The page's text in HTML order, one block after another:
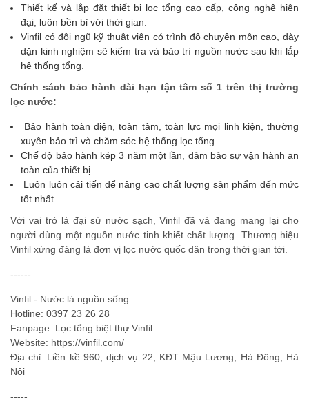
Thiết kế và lắp đặt thiết bị lọc tổng cao cấp, công nghệ hiện
đại, luôn bền bỉ với thời gian.
Vinfil có đội ngũ kỹ thuật viên có trình độ chuyên môn cao, dày
dặn kinh nghiệm sẽ kiểm tra và bảo trì nguồn nước sau khi lắp
hệ thống tổng.
Chính sách bảo hành dài hạn tận tâm số 1 trên thị trường
lọc nước:
Bảo hành toàn diện, toàn tâm, toàn lực mọi linh kiện, thường
xuyên bảo trì và chăm sóc hệ thống lọc tổng.
Chế độ bảo hành kép 3 năm một lần, đảm bảo sự vận hành an
toàn của thiết bị.
Luôn luôn cải tiến để nâng cao chất lượng sản phẩm đến mức
tốt nhất.
Với vai trò là đại sứ nước sạch, Vinfil đã và đang mang lại cho
người dùng một nguồn nước tinh khiết chất lượng. Thương hiệu
Vinfil xứng đáng là đơn vị lọc nước quốc dân trong thời gian tới.
------
Vinfil - Nước là nguồn sống
Hotline: 0397 23 26 28
Fanpage: Lọc tổng biệt thự Vinfil
Website: https://vinfil.com/
Địa chỉ: Liền kề 960, dịch vụ 22, KĐT Mậu Lương, Hà Đông, Hà
Nội
-----